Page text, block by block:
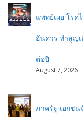
แพทย์เผย โรค
อันควร ทำสูญ
ต่อปี
August 7, 2026
ภาครัฐ-เอกช